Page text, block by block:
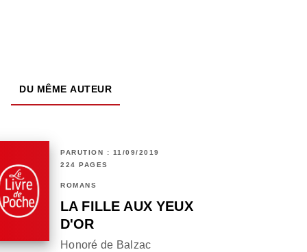
DU MÊME AUTEUR
PARUTION : 11/09/2019
224 PAGES
ROMANS
LA FILLE AUX YEUX
D'OR
Honoré de Balzac